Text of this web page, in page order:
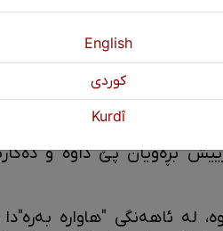
شێوە ژیانە، بوونی دوو
و لە نێو کورددا بە شوان
لە مرۆڤەکانی دیکە،
و هەم فێر بوون و
بووە. دیارە دواتر ئەو
بڕەویان پێ داوە و
لە ئاهەنگی "هاوارە
English
كوردی
Kurdî